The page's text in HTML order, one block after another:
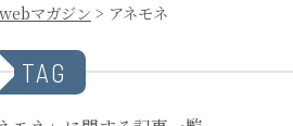
マガジン > アネモネ
TAG